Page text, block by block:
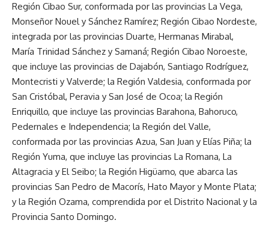
Región Cibao Sur, conformada por las provincias La Vega,
Monseñor Nouel y Sánchez Ramírez; Región Cibao Nordeste,
integrada por las provincias Duarte, Hermanas Mirabal,
María Trinidad Sánchez y Samaná; Región Cibao Noroeste,
que incluye las provincias de Dajabón, Santiago Rodríguez,
Montecristi y Valverde; la Región Valdesia, conformada por
San Cristóbal, Peravia y San José de Ocoa; la Región
Enriquillo, que incluye las provincias Barahona, Bahoruco,
Pedernales e Independencia; la Región del Valle,
conformada por las provincias Azua, San Juan y Elías Piña; la
Región Yuma, que incluye las provincias La Romana, La
Altagracia y El Seibo; la Región Higüamo, que abarca las
provincias San Pedro de Macorís, Hato Mayor y Monte Plata;
y la Región Ozama, comprendida por el Distrito Nacional y la
Provincia Santo Domingo.